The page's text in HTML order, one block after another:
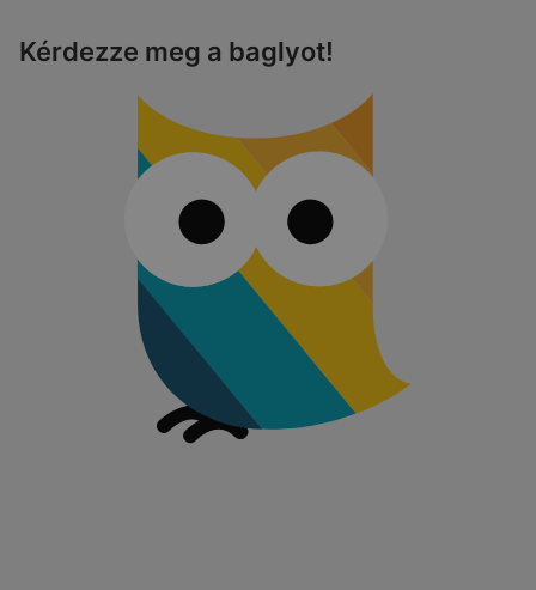
Kérdezze meg a baglyot!